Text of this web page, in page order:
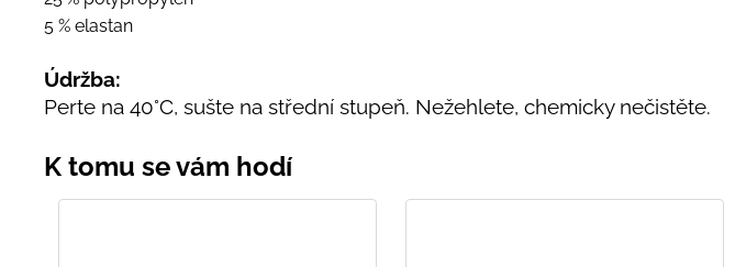
5 % elastan
Údržba:
Perte na 40°C, sušte na střední stupeň. Nežehlete, chemicky nečistěte.